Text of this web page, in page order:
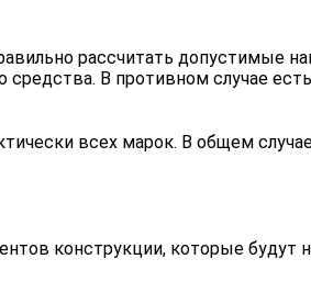
рассчитать допустимые
средства. В противном случае
всех марок. В общем
конструкции, которые будут